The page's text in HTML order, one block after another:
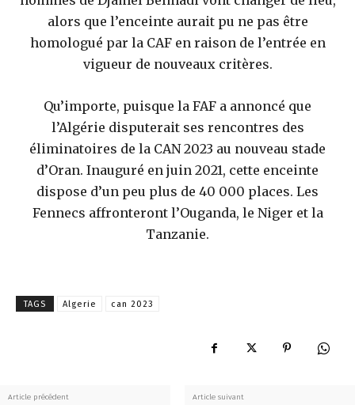
alors que l’enceinte aurait pu ne pas être
homologué par la CAF en raison de l’entrée en
vigueur de nouveaux critères.
Qu’importe, puisque la FAF a annoncé que
l’Algérie disputerait ses rencontres des
éliminatoires de la CAN 2023 au nouveau stade
d’Oran. Inauguré en juin 2021, cette enceinte
dispose d’un peu plus de 40 000 places. Les
Fennecs affronteront l’Ouganda, le Niger et la
Tanzanie.
TAGS Algerie can 2023
Article précédent Article suivant